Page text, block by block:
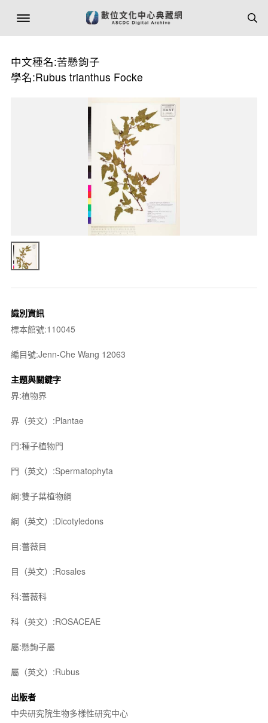
中文種名:苦懸鉤子
學名:Rubus trianthus Focke
識別資訊
標本館號:110045
編目號:Jenn-Che Wang 12063
主題與關鍵字
界:植物界
界（英文）:Plantae
門:種子植物門
門（英文）:Spermatophyta
綱:雙子葉植物綱
綱（英文）:Dicotyledons
目:薔薇目
目（英文）:Rosales
科:薔薇科
科（英文）:ROSACEAE
屬:懸鉤子屬
屬（英文）:Rubus
出版者
中央研究院生物多樣性研究中心